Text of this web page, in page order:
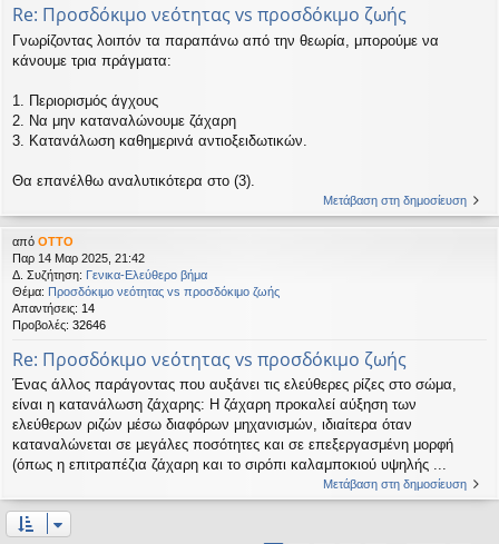
Re: Προσδόκιμο νεότητας vs προσδόκιμο ζωής
Γνωρίζοντας λοιπόν τα παραπάνω από την θεωρία, μπορούμε να
κάνουμε τρια πράγματα:
1. Περιορισμός άγχους
2. Να μην καταναλώνουμε ζάχαρη
3. Κατανάλωση καθημερινά αντιοξειδωτικών.
Θα επανέλθω αναλυτικότερα στο (3).
Μετάβαση στη δημοσίευση
από OTTO
Παρ 14 Μαρ 2025, 21:42
Δ. Συζήτηση: Γενικα-Ελεύθερο βήμα
Θέμα: Προσδόκιμο νεότητας vs προσδόκιμο ζωής
Απαντήσεις: 14
Προβολές: 32646
Re: Προσδόκιμο νεότητας vs προσδόκιμο ζωής
Ένας άλλος παράγοντας που αυξάνει τις ελεύθερες ρίζες στο σώμα,
είναι η κατανάλωση ζάχαρης: Η ζάχαρη προκαλεί αύξηση των
ελεύθερων ριζών μέσω διαφόρων μηχανισμών, ιδιαίτερα όταν
καταναλώνεται σε μεγάλες ποσότητες και σε επεξεργασμένη μορφή
(όπως η επιτραπέζια ζάχαρη και το σιρόπι καλαμποκιού υψηλής ...
Μετάβαση στη δημοσίευση